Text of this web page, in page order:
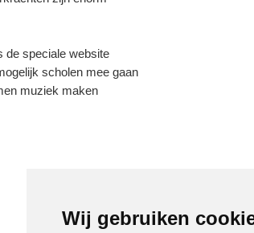
Wij gebruiken
de speciale website
scholen mee gaan
muziek maken